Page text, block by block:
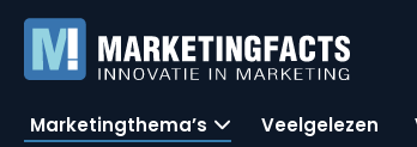
Marketingthema’s Veelgelezen